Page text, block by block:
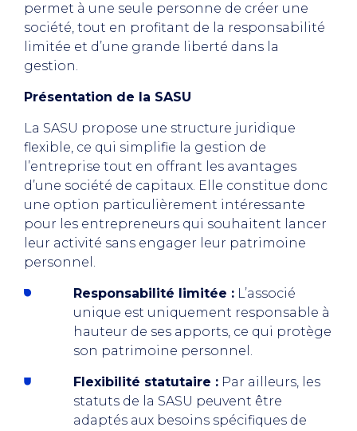
permet à une seule personne de créer une
société, tout en profitant de la responsabilité
limitée et d’une grande liberté dans la
gestion.
Présentation de la SASU
La SASU propose une structure juridique
flexible, ce qui simplifie la gestion de
l’entreprise tout en offrant les avantages
d’une société de capitaux. Elle constitue donc
une option particulièrement intéressante
pour les entrepreneurs qui souhaitent lancer
leur activité sans engager leur patrimoine
personnel.
Responsabilité limitée : L’associé
unique est uniquement responsable à
hauteur de ses apports, ce qui protège
son patrimoine personnel.
Flexibilité statutaire : Par ailleurs, les
statuts de la SASU peuvent être
adaptés aux besoins spécifiques de